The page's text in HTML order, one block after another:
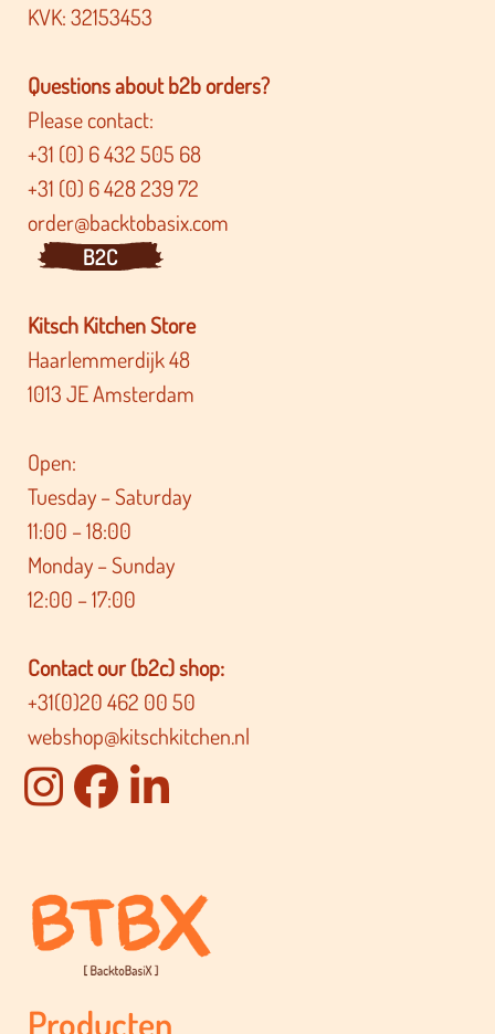
KVK: 32153453
Questions about b2b orders?
Please contact:
+31 (0) 6 432 505 68
+31 (0) 6 428 239 72
order@backtobasix.com
B2C
Kitsch Kitchen Store
Haarlemmerdijk 48
1013 JE Amsterdam
Open:
Tuesday – Saturday
11:00 – 18:00
Monday – Sunday
12:00 – 17:00
Contact our (b2c) shop:
+31(0)20 462 00 50
webshop@kitschkitchen.nl
Producten